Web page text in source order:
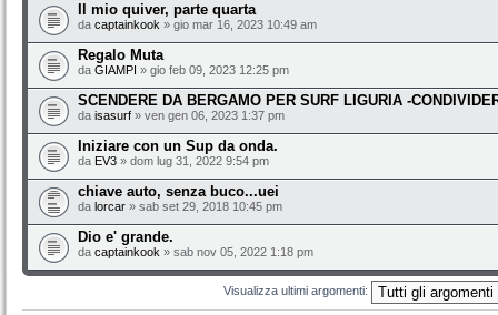
Il mio quiver, parte quarta
da captainkook » gio mar 16, 2023 10:49 am
Regalo Muta
da GIAMPI » gio feb 09, 2023 12:25 pm
SCENDERE DA BERGAMO PER SURF LIGURIA -
da isasurf » ven gen 06, 2023 1:37 pm
Iniziare con un Sup da onda.
da EV3 » dom lug 31, 2022 9:54 pm
chiave auto, senza buco...uei
da lorcar » sab set 29, 2018 10:45 pm
Dio e' grande.
da captainkook » sab nov 05, 2022 1:18 pm
Visualizza ultimi argomenti: